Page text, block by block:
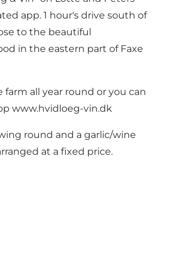
app. 1 hour's drive south of
to the beautiful
in the eastern part of Faxe
farm all year round or you can
www.hvidloeg-vin.dk
round and a garlic/wine
at a fixed price.